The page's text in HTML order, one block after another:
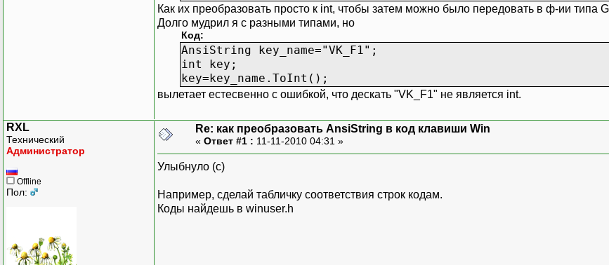
Как их преобразовать просто к int, чтобы затем можно было передовать в ф-ии типа
Долго мудрил я с разными типами, но
Код:
AnsiString key_name="VK_F1";
int key;
key=key_name.ToInt();
вылетает естесвенно с ошибкой, что дескать "VK_F1" не является int.
RXL
Технический
Администратор
Offline
Пол:
Re: как преобразовать AnsiString в код клавиши Win
« Ответ #1 : 11-11-2010 04:31 »
Улыбнуло (с)
Например, сделай табличку соответствия строк кодам.
Коды найдешь в winuser.h